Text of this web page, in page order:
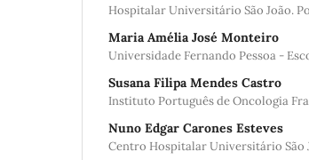
Hospitalar Universitário São João.
Maria Amélia José Monteiro
Universidade Fernando Pessoa -
Susana Filipa Mendes Castro
Instituto Português de Oncologia
Nuno Edgar Carones Esteves
Centro Hospitalar Universitário São